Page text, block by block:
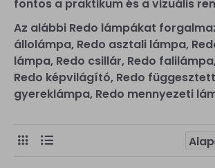
fontos a praktikum és a vizuális
Az alábbi Redo lámpákat
állolámpa, Redo asztali lámpa,
lámpa, Redo csillár, Redo
Redo képvilágító, Redo
gyereklámpa, Redo mennyezeti